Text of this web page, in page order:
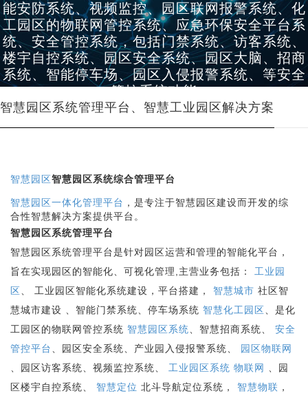
能安防系统、视频监控、园区联网报警系统、化
工园区的物联网管控系统、应急环保安全平台系
统、安全管控系统，包括门禁系统、访客系统、
楼宇自控系统、园区安全系统、园区大脑、招商
系统、智能停车场、园区入侵报警系统、等安全
管控系统功能
智慧园区系统管理平台、智慧工业园区解决方案
智慧园区智慧园区系统综合管理平台
智慧园区一体化管理平台 ，是专注于智慧园区建设而开发的综
合性智慧解决方案提供平台。
智慧园区系统管理平台
智慧园区系统管理平台是针对园区运营和管理的智能化平台，
旨在实现园区的智能化、可视化管理,主营业务包括： 工业园
区 、 工业园区智能化系统建设，平台搭建， 智慧城市 社区智
慧城市建设 、智能门禁系统、停车场系统 智慧化工园区 、是化
工园区的物联网管控系统 智慧园区系统 、智慧招商系统、 安全
管控平台
、园区安全系统、产业园入侵报警系统、 园区物联网
、园区访客系统、视频监控系统、 工业园区系统 物联网
、园
区楼宇自控系统、 智慧定位 北斗导航定位系统， 智慧物联 ，